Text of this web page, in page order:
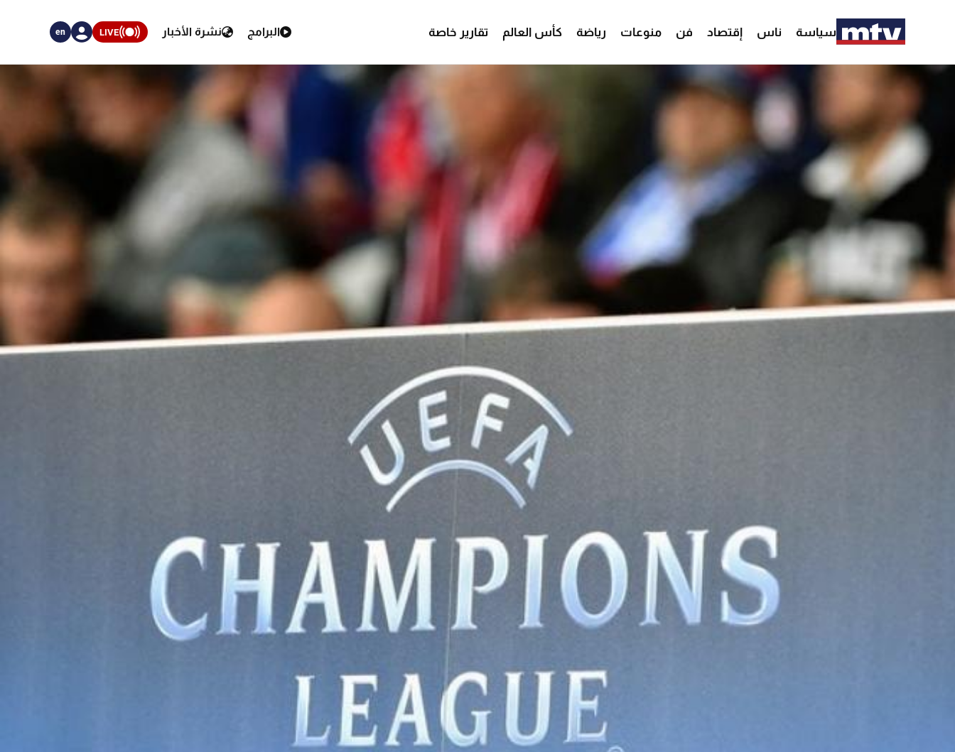
سياسة ناس إقتصاد فن منوعات رياضة كأس العالم تقارير خاصة البرامج نشرة الأخبار LIVE
en